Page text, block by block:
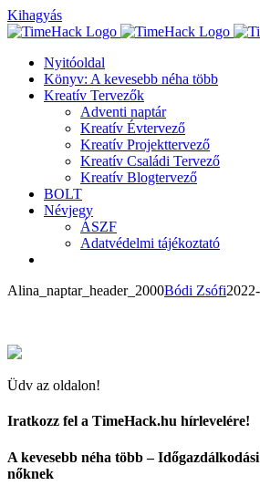
Kihagyás
Nyitóoldal
Könyv: A kevesebb néha több
Kreatív Tervezők
Adventi naptár
Kreatív Évtervező
Kreatív Projekttervező
Kreatív Családi Tervező
Kreatív Blogtervező
BOLT
Névjegy
ÁSZF
Adatvédelmi tájékoztató
Alina_naptar_header_2000Bódi Zsófi
Üdv az oldalon!
Iratkozz fel a TimeHack.hu hírlevelére!
A kevesebb néha több –
nőknek